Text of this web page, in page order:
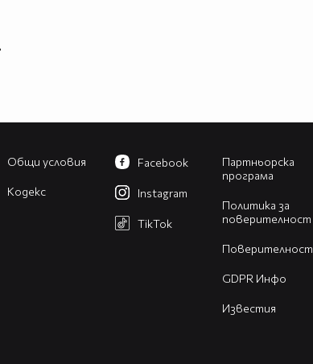
Общи условия
Кодекс
Партньорска
програма
Политика за
поверителност
Поверителност
GDPR Инфо
Известия
Facebook
Instagram
TikTok